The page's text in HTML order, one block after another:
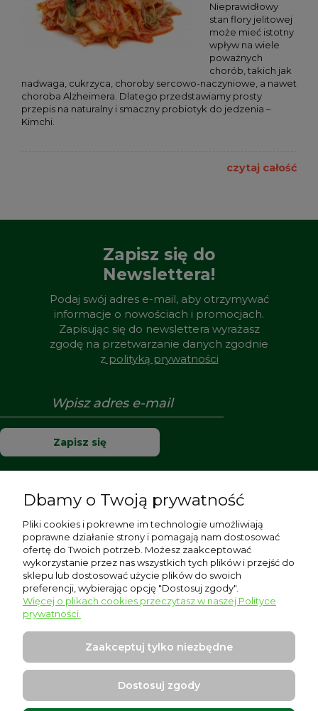
Nieprawidłowy
stan flory jelitowej
może mieć istotny
wpływ na wiele
poważnych
chorób, takich jak
nadwaga, cukrzyca, choroby sercowo-naczyniowe, a nawet
choroba Alzheimera. Dlatego przedstawiamy prosty
przepis na naturalny i smaczny probiotyk do jedzenia –
Kimchi.
czytaj całość
Zapisz się do
Newslettera!
Podaj swój adres e-mail, aby otrzymywać
informacje o nowościach i promocjach.
Zapisując się do newslettera wyrażasz
zgodę na przetwarzanie danych zgodnie
zpolityką prywatności
Zapisz się
Moje konto
Płatności i dostawa
Informacje
Dbamy o Twoją prywatność
Pliki cookies i pokrewne im technologie umożliwiają
poprawne działanie strony i pomagają nam dostosować
ofertę do Twoich potrzeb. Możesz zaakceptować
wykorzystanie przez nas wszystkich tych plików i przejść do
sklepu lub dostosować użycie plików do swoich
preferencji, wybierając opcję "Dostosuj zgody".
Więcej o plikach cookies przeczytasz w naszej Polityce
prywatności.
Zaakceptuj tylko niezbędne
Dostosuj zgody